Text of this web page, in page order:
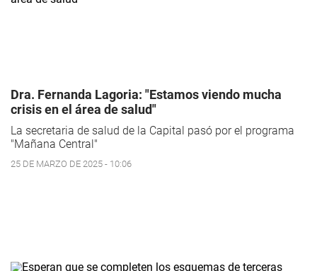
Dra. Fernanda Lagoria: "Estamos viendo mucha
crisis en el área de salud"
La secretaria de salud de la Capital pasó por el programa
"Mañana Central"
25 DE MARZO DE 2025 - 10:06